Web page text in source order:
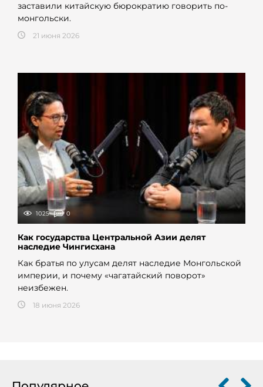
заставили китайскую бюрократию говорить по-
монгольски.
21 июня 2026
1025 0
Как государства Центральной Азии делят
наследие Чингисхана
Как братья по улусам делят наследие Монгольской
империи, и почему «чагатайский поворот»
неизбежен.
18 июня 2026